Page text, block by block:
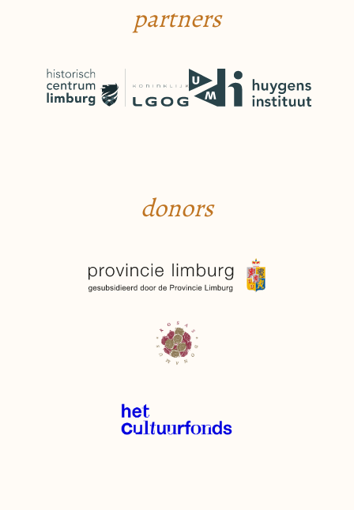
partners
donors